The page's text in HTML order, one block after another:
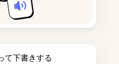
て下書きする